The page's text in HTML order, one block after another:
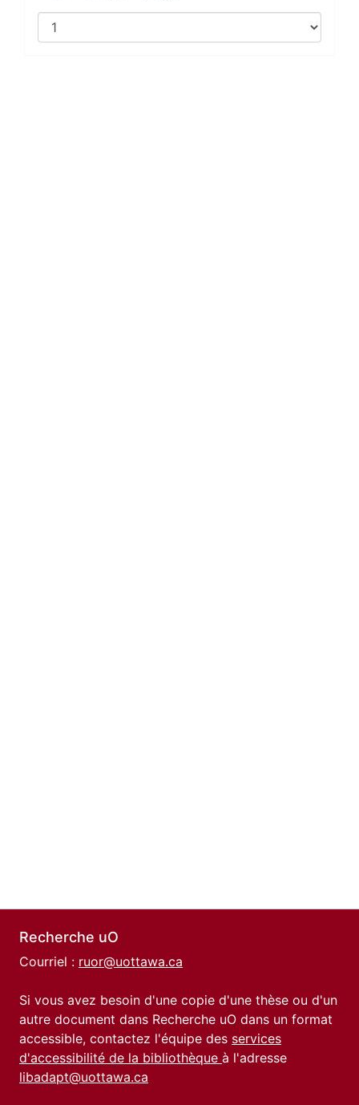
Recherche uO
Courriel : ruor@uottawa.ca
Si vous avez besoin d'une copie d'une thèse ou d'un
autre document dans Recherche uO dans un format
accessible, contactez l'équipe des services
d'accessibilité de la bibliothèque à l'adresse
libadapt@uottawa.ca